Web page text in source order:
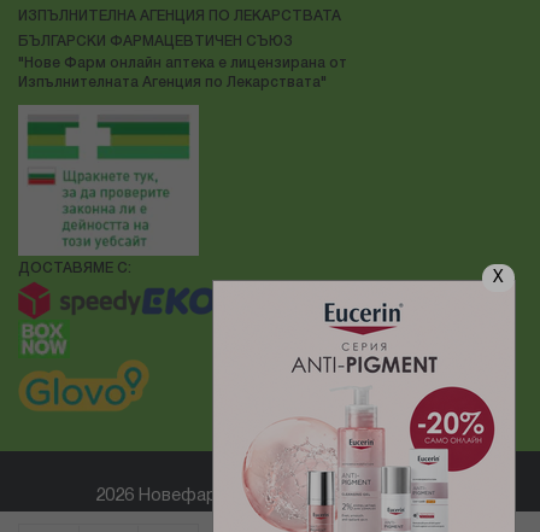
X
ИЗПЪЛНИТЕЛНА АГЕНЦИЯ ПО ЛЕКАРСТВАТА
БЪЛГАРСКИ ФАРМАЦЕВТИЧЕН СЪЮЗ
"Нове Фарм онлайн аптека е лицензирана от
Изпълнителната Агенция по Лекарствата"
ДОСТАВЯМЕ С:
2026 Новефарм ® Всички права запазени
Електронен магазин